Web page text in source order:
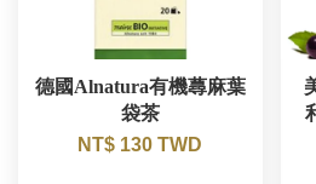
德國Alnatura有機蕁麻葉
袋茶
NT$ 130 TWD